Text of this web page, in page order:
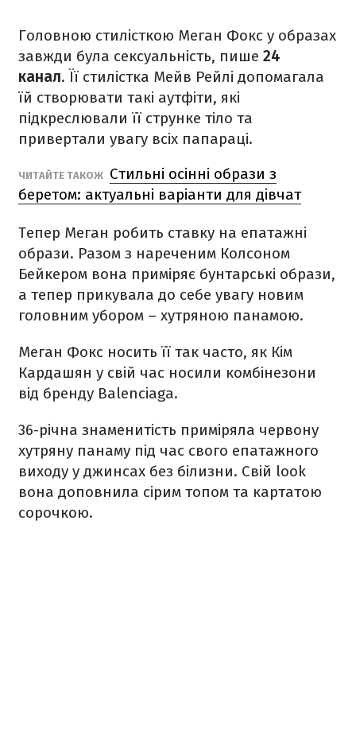
Головною стилісткою Меган Фокс у образах
завжди була сексуальність, пише 24
канал. Її стилістка Мейв Рейлі допомагала
їй створювати такі аутфіти, які
підкреслювали її струнке тіло та
привертали увагу всіх папараці.
ЧИТАЙТЕ ТАКОЖ Стильні осінні образи з
беретом: актуальні варіанти для дівчат
Тепер Меган робить ставку на епатажні
образи. Разом з нареченим Колсоном
Бейкером вона приміряє бунтарські образи,
а тепер прикувала до себе увагу новим
головним убором – хутряною панамою.
Меган Фокс носить її так часто, як Кім
Кардашян у свій час носили комбінезони
від бренду Balenciaga.
36-річна знаменитість приміряла червону
хутряну панаму під час свого епатажного
виходу у джинсах без білизни. Свій look
вона доповнила сірим топом та картатою
сорочкою.